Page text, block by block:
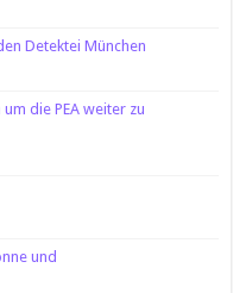
Detektei München
die PEA weiter zu
und